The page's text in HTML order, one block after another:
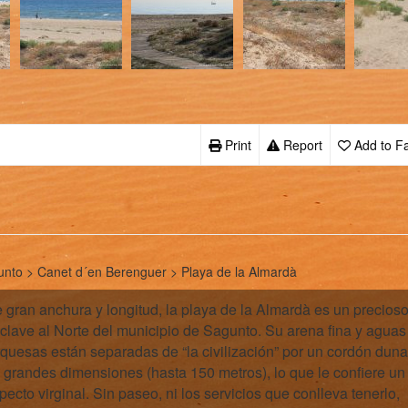
Add to
Report
Print
> Canet d´en Berenguer > Playa de la Almardà
gran anchura y longitud, la playa de la Almardà es un precioso
al Norte del municipio de Sagunto. Su arena fina y aguas
están separadas de “la civilización” por un cordón
dimensiones (hasta 150 metros), lo que le confiere un
virginal. Sin paseo, ni los servicios que conlleva tenerlo,